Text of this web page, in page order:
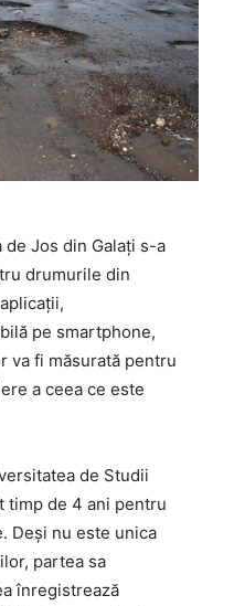
Jos din Galați s-a
drumurile din
pe smartphone,
va fi măsurată pentru
a ceea ce este
de Studii
timp de 4 ani pentru
Deși nu este unica
partea sa
înregistrează